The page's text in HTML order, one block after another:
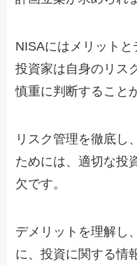
NISAにはメリットと
投資家は自身のリス
慎重に判断すること
リスク管理を徹底し
ためには、適切な投
欠です。
デメリットを理解し
に、投資に関する情